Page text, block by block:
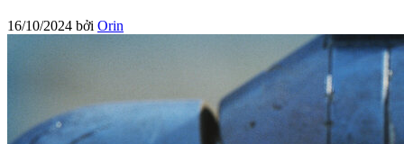
16/10/2024 bởi Orin